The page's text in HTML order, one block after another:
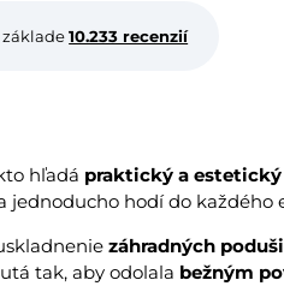
základe10.233 recenzií
hľadá praktický a
jednoducho hodí do každého
záhradných
tak, aby odolala bežným